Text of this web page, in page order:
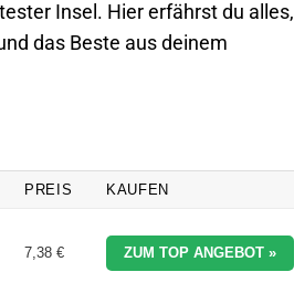
Insel. Hier erfährst du alles,
das Beste aus deinem
PREIS KAUFEN
7,38 € ZUM TOP ANGEBOT »